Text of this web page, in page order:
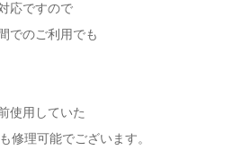
応ですので
でのご利用でも
使用していた
修理可能でございます。